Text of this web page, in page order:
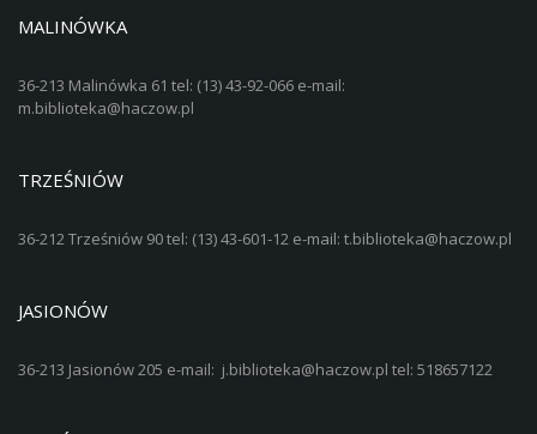
MALINÓWKA
36-213 Malinówka 61 tel: (13) 43-92-066 e-mail:
m.biblioteka@haczow.pl
TRZEŚNIÓW
36-212 Trześniów 90 tel: (13) 43-601-12 e-mail: t.biblioteka@haczow.pl
JASIONÓW
36-213 Jasionów 205 e-mail: j.biblioteka@haczow.pl tel: 518657122